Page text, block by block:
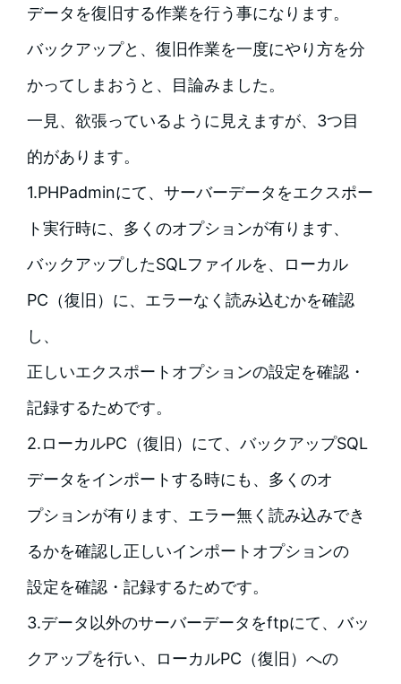
データを復旧する作業を行う事になります。
バックアップと、復旧作業を一度にやり方を分
かってしまおうと、目論みました。
一見、欲張っているように見えますが、3つ目
的があります。
1.PHPadminにて、サーバーデータをエクスポー
ト実行時に、多くのオプションが有ります、
バックアップしたSQLファイルを、ローカル
PC（復旧）に、エラーなく読み込むかを確認
し、
正しいエクスポートオプションの設定を確認・
記録するためです。
2.ローカルPC（復旧）にて、バックアップSQL
データをインポートする時にも、多くのオ
プションが有ります、エラー無く読み込みでき
るかを確認し正しいインポートオプションの
設定を確認・記録するためです。
3.データ以外のサーバーデータをftpにて、バッ
クアップを行い、ローカルPC（復旧）への